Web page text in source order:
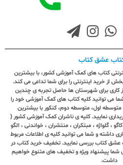
عشق کتاب
کتاب های کمک آموزشی کشور، با بیشترین
از خرید اینترنتی را برای شما تداعی می کند.
سه روز کاری برای شهرستان ها حاصل تجربه ی چندین
می توانید کلیه کتاب های کمک آموزشی خود را
اول، متوسطه دوم، کنکور با بیشترین
نمایید. کلیه ی ناشران کمک آموزشی کشور (
، گلواژه ، مبتکران ، منتشران ، خواندنی ، الگو
داشته و شما می توانید کلیه ی اطلاعات مربوط
کتاب بررسی نمایید. تخفیف خرید کتاب در
شما پیشنهاد ویژه و تخفیف های متنوع خواهیم
داشت.